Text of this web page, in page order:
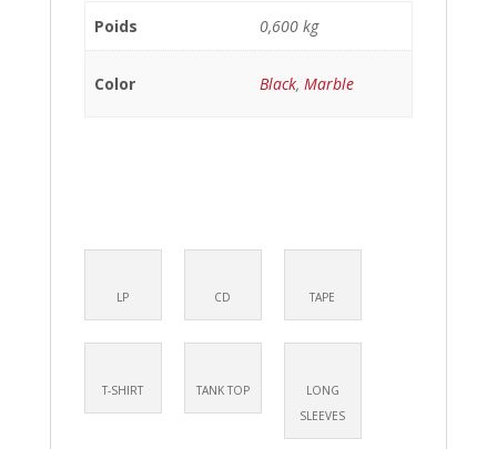
Poids 0,600 kg
Color Black, Marble
LP CD TAPE
T-SHIRT TANK TOP
LONG
SLEEVES